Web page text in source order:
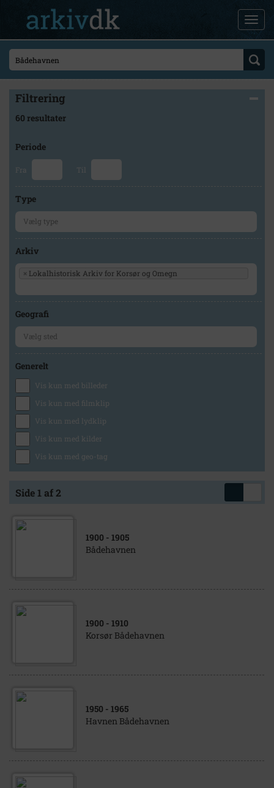
Filtrering
60 resultater
Periode
Fra Til
Type
Arkiv
× Lokalhistorisk Arkiv for Korsør og Omegn
Geografi
Generelt
Vis kun med billeder
Vis kun med filmklip
Vis kun med lydklip
Vis kun med kilder
Vis kun med geo-tag
Side 1 af 2
1900 - 1905
Bådehavnen
1900 - 1910
Korsør Bådehavnen
1950 - 1965
Havnen Bådehavnen